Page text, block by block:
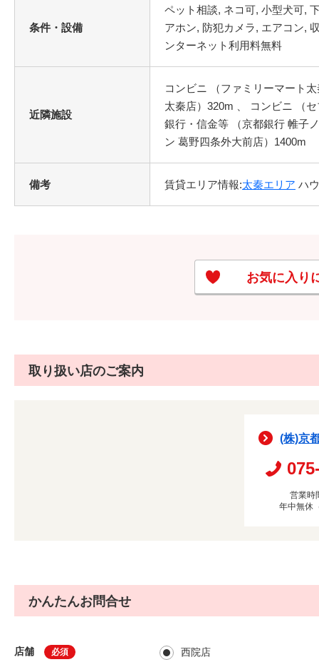
条件・設備
近隣施設
コンビニ （ファミリーマート
太秦店）320m 、 コンビニ （
銀行・信金等 （京都銀行 帷子
ン 葛野四条外大前店）1400m
備考 賃貸エリア情報:太秦エリア ハ
お気に入り
取り扱い店のご案内
(株)京
営業時
年中無休
かんたんお問合せ
店舗 必須 西院店